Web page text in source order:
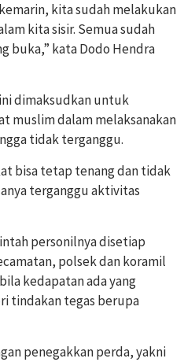
kita sudah melakukan
kita sisir. Semua sudah
buka,” kata Dodo Hendra
dimaksudkan untuk
muslim dalam melaksanakan
tidak terganggu.
bisa tetap tenang dan tidak
terganggu aktivitas
personilnya disetiap
polsek dan koramil
kedapatan ada yang
tindakan tegas berupa
penegakkan perda, yakni